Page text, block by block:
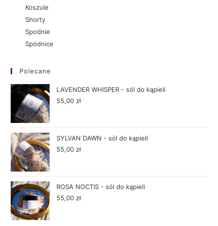
Koszule
Shorty
Spodnie
Spódnice
Polecane
LAVENDER WHISPER - sól do kąpieli
55,00 zł
SYLVAN DAWN - sól do kąpieli
55,00 zł
ROSA NOCTIS - sól do kąpieli
55,00 zł